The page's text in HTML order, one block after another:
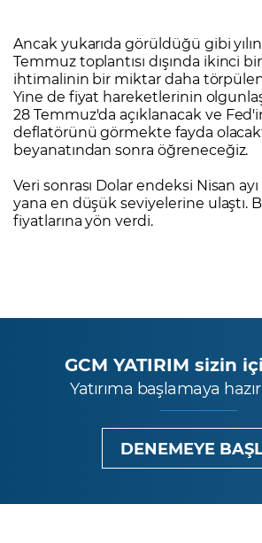
Ancak yukarıda görüldüğü gibi
Temmuz toplantısı dışında ikinci bir
ihtimalinin bir miktar daha
Yine de fiyat hareketlerinin
28 Temmuz'da açıklanacak ve
deflatörünü görmekte fayda
beyanatından sonra öğreneceğiz.
Veri sonrası Dolar endeksi Nisan
yana en düşük seviyelerine ulaştı.
fiyatlarına yön verdi.
GCM YATIRIM sizin
Yatırıma başlamaya hazır
DENEMEYE